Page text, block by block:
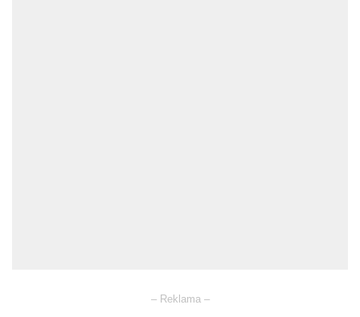
– Reklama –